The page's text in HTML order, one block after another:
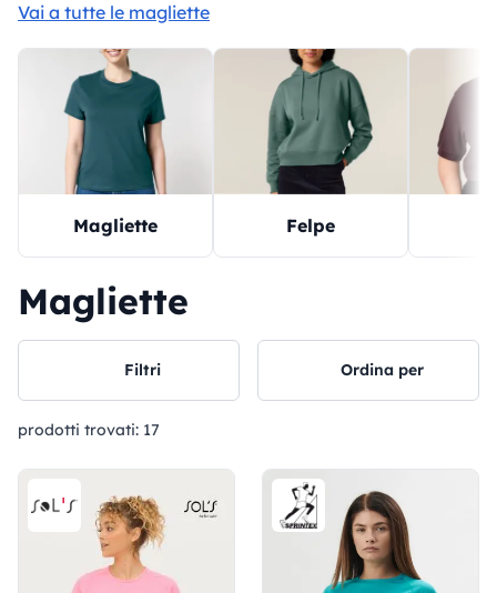
Vai a tutte le magliette
Magliette Felpe
Magliette
Filtri Ordina per
prodotti trovati: 17